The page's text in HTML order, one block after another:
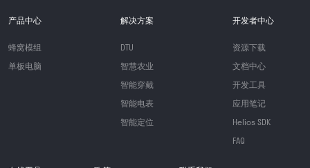
产品中心
蜂窝模组
单板电脑
解决方案
DTU
智慧农业
智能穿戴
智能电表
智能定位
开发者中心
资源下载
文档中心
开发工具
应用笔记
Helios SDK
FAQ